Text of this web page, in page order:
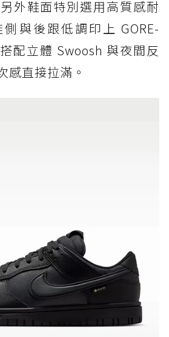
外鞋面特別選用高質感耐
與後跟低調印上 GORE-
配立體 Swoosh 與夜間反
感直接拉滿。